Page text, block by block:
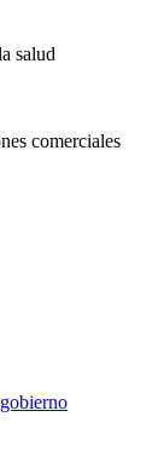
salud
comerciales